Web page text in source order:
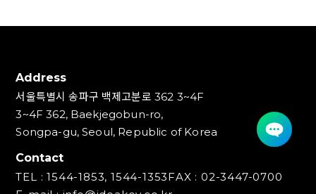
Address
서울특별시 송파구 백제고분로 362 3~4F
3~4F 362, Baekjegobun-ro,
Songpa-gu, Seoul, Republic of Korea
Contact
TEL : 1544-1853, 1544-1353FAX : 02-3447-0700